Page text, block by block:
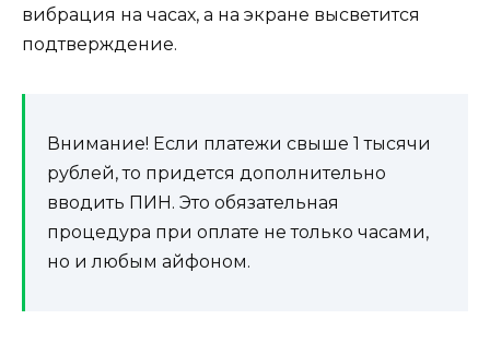
вибрация на часах, а на экране высветится
подтверждение.
Внимание! Если платежи свыше 1 тысячи
рублей, то придется дополнительно
вводить ПИН. Это обязательная
процедура при оплате не только часами,
но и любым айфоном.